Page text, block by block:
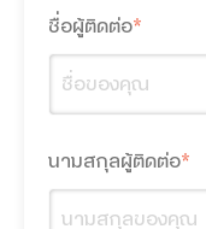
Smart
SMS Marketing
Location-based
Interactive
ชื่อผู้ติดต่อ*
นามสกุลผู้ติดต่อ*